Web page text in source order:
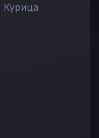
Курица